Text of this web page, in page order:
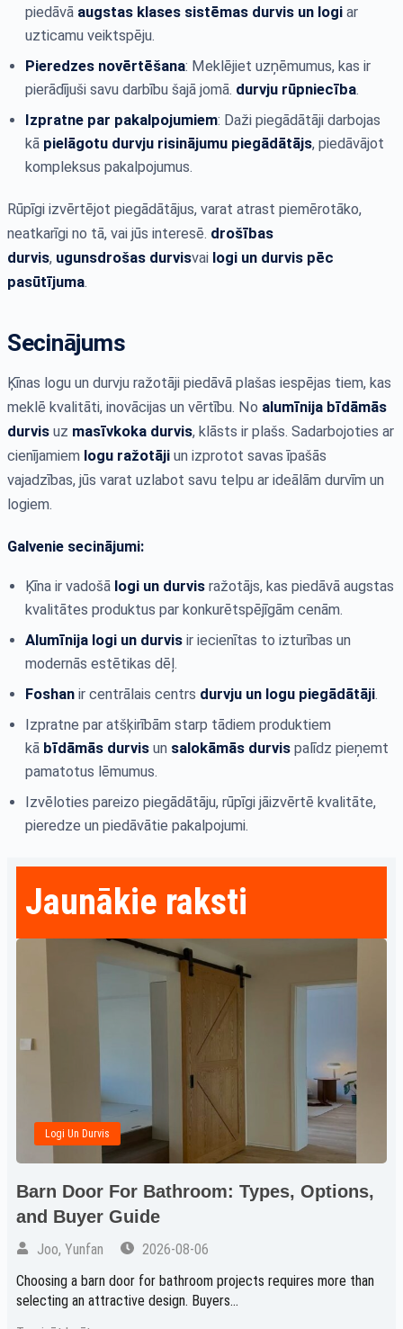
piedāvā augstas klases sistēmas durvis un logi ar
uzticamu veiktspēju.
Pieredzes novērtēšana: Meklējiet uzņēmumus, kas ir
pierādījuši savu darbību šajā jomā. durvju rūpniecība.
Izpratne par pakalpojumiem: Daži piegādātāji darbojas
kā pielāgotu durvju risinājumu piegādātājs, piedāvājot
kompleksus pakalpojumus.
Rūpīgi izvērtējot piegādātājus, varat atrast piemērotāko,
neatkarīgi no tā, vai jūs interesē. drošības
durvis, ugunsdrošas durvisvai logi un durvis pēc
pasūtījuma.
Secinājums
Ķīnas logu un durvju ražotāji piedāvā plašas iespējas tiem, kas
meklē kvalitāti, inovācijas un vērtību. No alumīnija bīdāmās
durvis uz masīvkoka durvis, klāsts ir plašs. Sadarbojoties ar
cienījamiem logu ražotāji un izprotot savas īpašās
vajadzības, jūs varat uzlabot savu telpu ar ideālām durvīm un
logiem.
Galvenie secinājumi:
Ķīna ir vadošā logi un durvis ražotājs, kas piedāvā augstas
kvalitātes produktus par konkurētspējīgām cenām.
Alumīnija logi un durvis ir iecienītas to izturības un
modernās estētikas dēļ.
Foshan ir centrālais centrs durvju un logu piegādātāji.
Izpratne par atšķirībām starp tādiem produktiem
kā bīdāmās durvis un salokāmās durvis palīdz pieņemt
pamatotus lēmumus.
Izvēloties pareizo piegādātāju, rūpīgi jāizvērtē kvalitāte,
pieredze un piedāvātie pakalpojumi.
Jaunākie raksti
Logi Un Durvis
Barn Door For Bathroom: Types, Options,
and Buyer Guide
Joo, Yunfan
2026-08-06
Choosing a barn door for bathroom projects requires more than
selecting an attractive design. Buyers...